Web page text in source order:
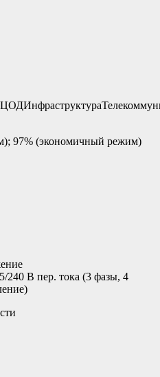
97% (экономичный режим)
240 В пер. тока (3 фазы, 4